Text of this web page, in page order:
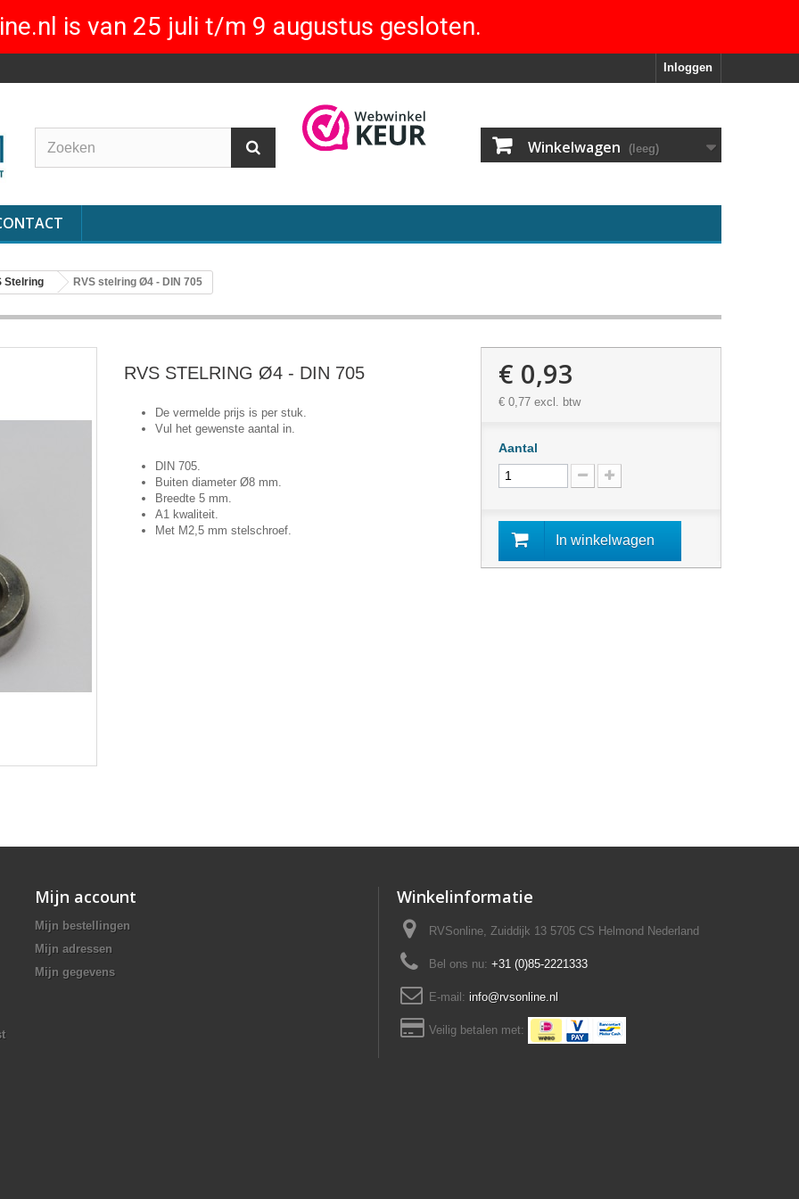
is van 25 juli t/m 9 augustus gesloten.
Inloggen
Winkelwagen (leeg)
Stelring RVS stelring Ø4 - DIN 705
RVS STELRING Ø4 - DIN 705
De vermelde prijs is per stuk.
Vul het gewenste aantal in.
DIN 705.
Buiten diameter Ø8 mm.
Breedte 5 mm.
A1 kwaliteit.
Met M2,5 mm stelschroef.
€ 0,93
€ 0,77 excl. btw
Aantal
In winkelwagen
Mijn account
Mijn bestellingen
Mijn adressen
Mijn gegevens
Winkelinformatie
RVSonline, Zuiddijk 13 5705 CS Helmond Nederland
Bel ons nu: +31 (0)85-2221333
E-mail: info@rvsonline.nl
Veilig betalen met: